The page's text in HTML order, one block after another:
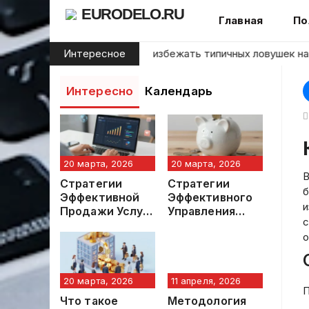
Skip
content
EURODELO.RU Главная
Интересное
инвесторов: как избежать типичных ловушек на
Интересно Календарь
20 марта, 2026
Стратегии
Эффективной
Продажи Услуг
Пространстве
20 марта, 2026
Стратегии
Эффективного
Управления
20 марта, 2026
Что такое
11 апреля, 2026
Методология